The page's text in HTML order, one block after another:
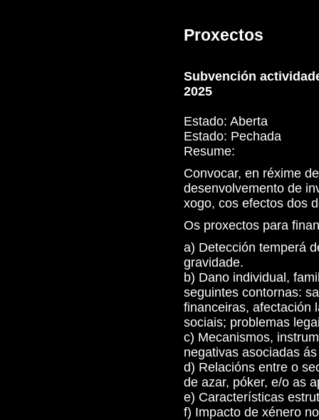
Proxectos
Subvención
2025
Estado: Aberta
Estado: Pechada
Resume:
Convocar, en réxime
desenvolvemento de
xogo, cos efectos dos
Os proxectos para
a) Detección temperá
gravidade.
b) Dano individual,
seguintes contornas:
financeiras, afectación
sociais; problemas
c) Mecanismos,
negativas asociadas
d) Relacións entre o
de azar, póker, e/o as
e) Características
f) Impacto de xénero